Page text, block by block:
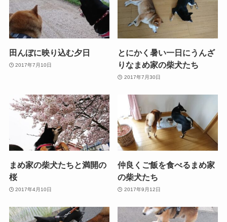
田んぼに映り込む夕日
2017年7月10日
とにかく暑い一日にうんざ
りなまめ家の柴犬たち
2017年7月30日
まめ家の柴犬たちと満開の
桜
2017年4月10日
仲良くご飯を食べるまめ家
の柴犬たち
2017年9月12日